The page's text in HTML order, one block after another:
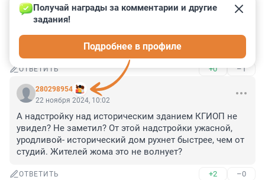
Сделать платный въезд для всех, кроме экстренных и
сервисных служб. А остальных взимать плату. Пусть
центр станет как в Лондоне. Туристический нарко
ОТВЕТИТЬ +0 –1
280298954
Получай награды за комментарии и другие
задания!
Подробнее в профиле
22 ноября 2024, 10:02
А надстройку над историческим зданием КГИОП не
увидел? Не заметил? От этой надстройки ужасной,
уродливой- исторический дом рухнет быстрее, чем от
студий. Жителей жома это не волнует?
ОТВЕТИТЬ +2 –0